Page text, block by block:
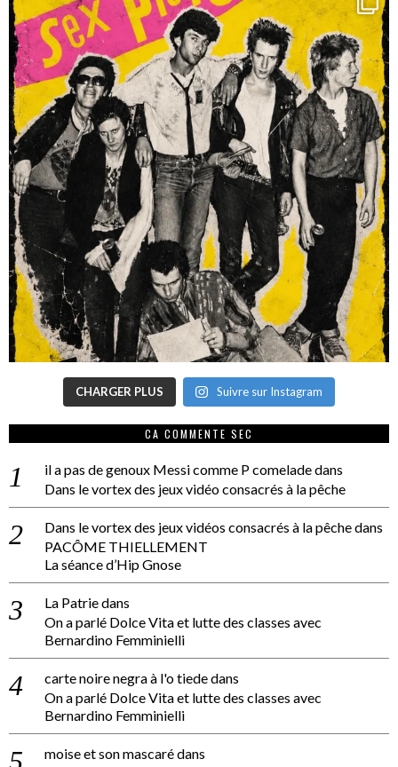
CHARGER PLUS Suivre sur Instagram
CA COMMENTE SEC
il a pas de genoux Messi comme P comeladedans
Dans le vortex des jeux vidéo consacrés à la pêche
Dans le vortex des jeux vidéos consacrés à la pêchedans
PACÔME THIELLEMENT
La séance d’Hip Gnose
La Patriedans
On a parlé Dolce Vita et lutte des classes avec
Bernardino Femminielli
carte noire negra à l'o tiededans
On a parlé Dolce Vita et lutte des classes avec
Bernardino Femminielli
moise et son mascarédans